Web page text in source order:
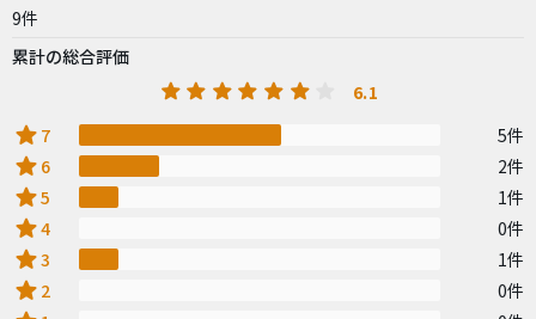
9件
累計の総合評価
6.1
star 7 5件
star 6 2件
star5 1件
star4 0件
star3 1件
star 2 0件